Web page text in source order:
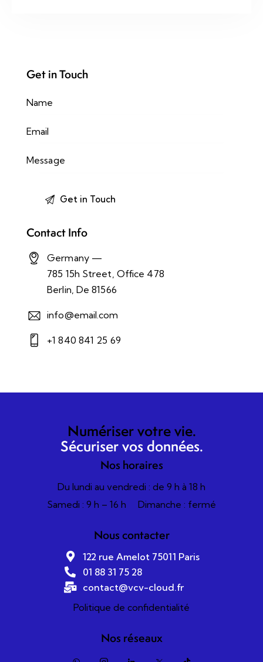
Get in Touch
Contact Info
Germany —
785 15h Street, Office 478
Berlin, De 81566
info@email.com
+1 840 841 25 69
Numériser votre vie.
Sécuriser vos données.
Nos horaires
Du lundi au vendredi : de 9 h à 18 h
Samedi : 9 h – 16 h
Dimanche : fermé
Nous contacter
122 rue Amelot 75011 Paris
01 88 31 75 28
contact@vcv-cloud.fr
Politique de confidentialité
Nos réseaux